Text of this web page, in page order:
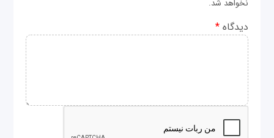
نخواهد شد.
دیدگاه*